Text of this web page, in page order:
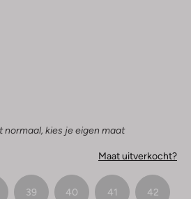
normaal, kies je eigen maat
Maat uitverkocht?
39 40 41 42